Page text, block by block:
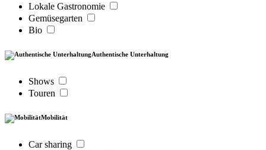
Lokale Gastronomie
Gemüsegarten
Bio
Authentische Unterhaltung
Shows
Touren
Mobilität
Car sharing